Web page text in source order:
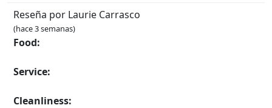
Reseña por Laurie Carrasco
(hace 3 semanas)
Food:
Service:
Cleanliness: